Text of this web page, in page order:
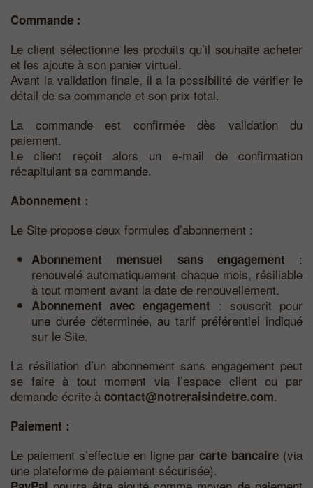
Commande :
Le client sélectionne les produits qu’il souhaite acheter
et les ajoute à son panier virtuel.
Avant la validation finale, il a la possibilité de vérifier le
détail de sa commande et son prix total.
La commande est confirmée dès validation du
paiement.
Le client reçoit alors un e-mail de confirmation
récapitulant sa commande.
Abonnement :
Le Site propose deux formules d’abonnement :
Abonnement mensuel sans engagement :
renouvelé automatiquement chaque mois, résiliable
à tout moment avant la date de renouvellement.
Abonnement avec engagement : souscrit pour
une durée déterminée, au tarif préférentiel indiqué
sur le Site.
La résiliation d’un abonnement sans engagement peut
se faire à tout moment via l’espace client ou par
demande écrite à contact@notreraisindetre.com.
Paiement :
Le paiement s’effectue en ligne parcarte bancaire (via
une plateforme de paiement sécurisée).